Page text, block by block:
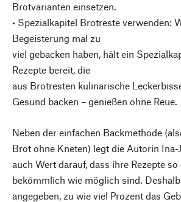
Brotvarianten einsetzen.
• Spezialkapitel Brotreste verwenden:
Begeisterung mal zu
viel gebacken haben, hält ein
Rezepte bereit, die
aus Brotresten kulinarische
Gesund backen – genießen ohne Reue.
Neben der einfachen Backmethode
Brot ohne Kneten) legt die Autorin Ina-
auch Wert darauf, dass ihre Rezepte
bekömmlich wie möglich sind.
angegeben, zu wie viel Prozent das